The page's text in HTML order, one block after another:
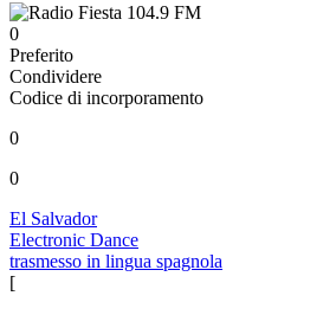
0
Preferito
Condividere
Codice di incorporamento
0
0
El Salvador
Electronic Dance
trasmesso in lingua spagnola
[